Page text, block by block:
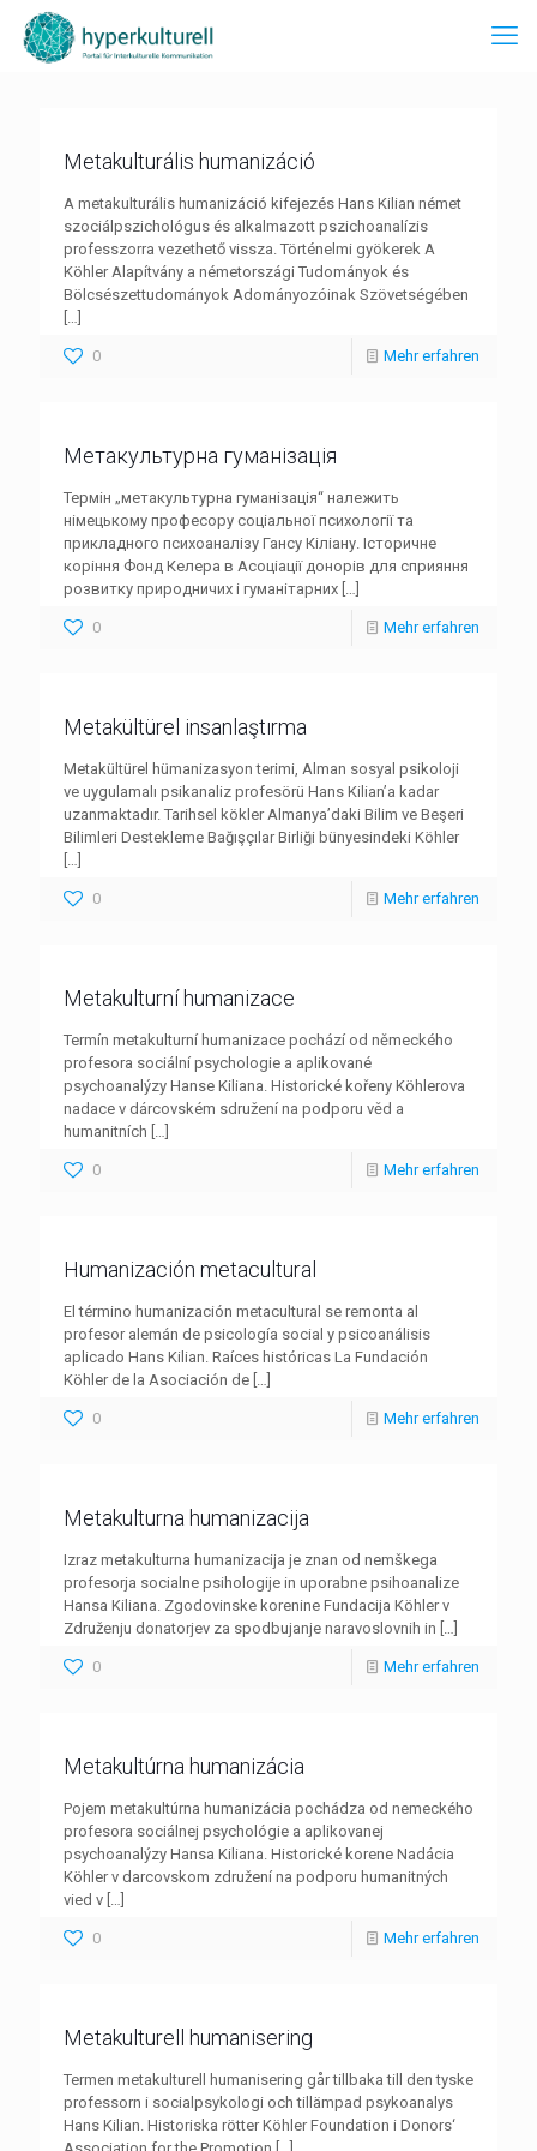
Metakulturális humanizáció
A metakulturális humanizáció kifejezés Hans Kilian német
szociálpszichológus és alkalmazott pszichoanalízis
professzorra vezethető vissza. Történelmi gyökerek A
Köhler Alapítvány a németországi Tudományok és
Bölcsészettudományok Adományozóinak Szövetségében
[…]
0 Mehr erfahren
Метакультурна гуманізація
Термін „метакультурна гуманізація“ належить
німецькому професору соціальної психології та
прикладного психоаналізу Гансу Кіліану. Історичне
коріння Фонд Келера в Асоціації донорів для сприяння
розвитку природничих і гуманітарних […]
0 Mehr erfahren
Metakültürel insanlaştırma
Metakültürel hümanizasyon terimi, Alman sosyal psikoloji
ve uygulamalı psikanaliz profesörü Hans Kilian’a kadar
uzanmaktadır. Tarihsel kökler Almanya’daki Bilim ve Beşeri
Bilimleri Destekleme Bağışçılar Birliği bünyesindeki Köhler
[…]
0 Mehr erfahren
Metakulturní humanizace
Termín metakulturní humanizace pochází od německého
profesora sociální psychologie a aplikované
psychoanalýzy Hanse Kiliana. Historické kořeny Köhlerova
nadace v dárcovském sdružení na podporu věd a
humanitních […]
0 Mehr erfahren
Humanización metacultural
El término humanización metacultural se remonta al
profesor alemán de psicología social y psicoanálisis
aplicado Hans Kilian. Raíces históricas La Fundación
Köhler de la Asociación de […]
0 Mehr erfahren
Metakulturna humanizacija
Izraz metakulturna humanizacija je znan od nemškega
profesorja socialne psihologije in uporabne psihoanalize
Hansa Kiliana. Zgodovinske korenine Fundacija Köhler v
Združenju donatorjev za spodbujanje naravoslovnih in […]
0 Mehr erfahren
Metakultúrna humanizácia
Pojem metakultúrna humanizácia pochádza od nemeckého
profesora sociálnej psychológie a aplikovanej
psychoanalýzy Hansa Kiliana. Historické korene Nadácia
Köhler v darcovskom združení na podporu humanitných
vied v […]
0 Mehr erfahren
Metakulturell humanisering
Termen metakulturell humanisering går tillbaka till den tyske
professorn i socialpsykologi och tillämpad psykoanalys
Hans Kilian. Historiska rötter Köhler Foundation i Donors‘